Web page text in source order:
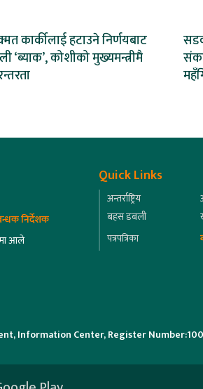
कार्कीलाई हटाउने निर्णयबाट
‘ब्याक’, कोशीको मुख्यमन्त्रीमै
निर्देशक
आले
Quick Links
अन्तर्राष्ट्रिय
बहस डबली
पत्रपत्रिका
Information Center, Register